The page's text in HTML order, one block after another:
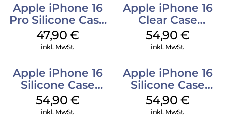
Apple iPhone 16
Pro Silicone Case
MagSafe Denim
47,90 €
inkl. MwSt.
Apple iPhone 16
Clear Case
MagSafe
Transparent
54,90 €
inkl. MwSt.
Apple iPhone 16
Silicone Case
MagSafe Lake
Green
54,90 €
inkl. MwSt.
Apple iPhone 16
Silicone Case
MagSafe Black
54,90 €
inkl. MwSt.